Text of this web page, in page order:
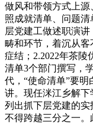
做风和带领方式上源
照成就清单、问题
层党建工做述职演
畴和环节，着沉从
症结；2.2022年茶陵
清单3个部门撰写，
代，“使命清单”要
讲。现任洣江乡解下
列出抓下层党建的实
不得跨越三分之一。